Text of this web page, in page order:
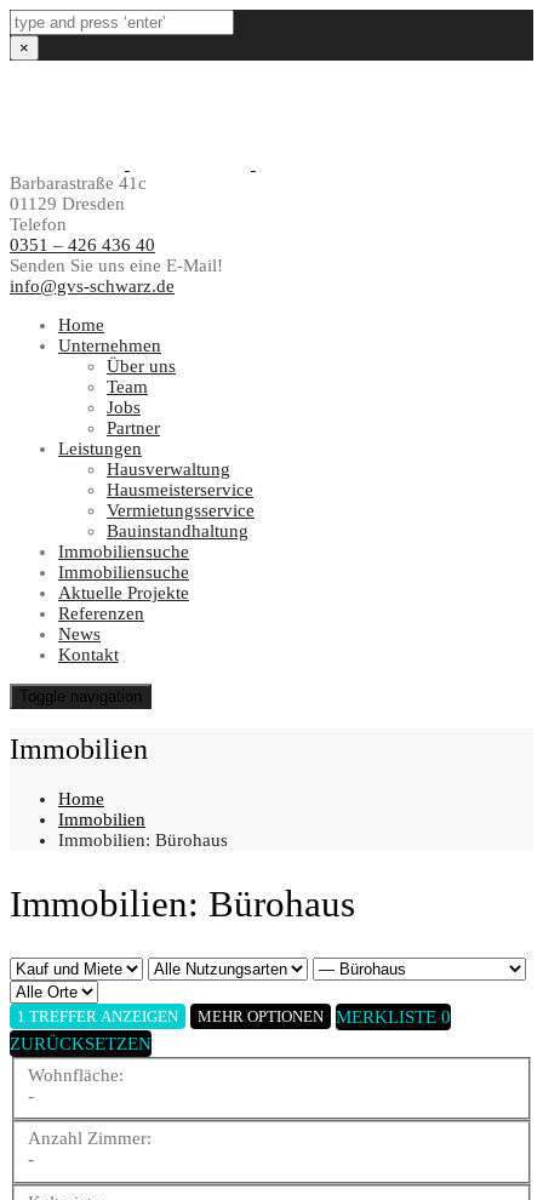
×
Barbarastraße 41c
01129 Dresden
Telefon
0351 – 426 436 40
Senden Sie uns eine E-Mail!
info@gvs-schwarz.de
Home
Unternehmen
Über uns
Team
Jobs
Partner
Leistungen
Hausverwaltung
Hausmeisterservice
Vermietungsservice
Bauinstandhaltung
Immobiliensuche
Immobiliensuche
Aktuelle Projekte
Referenzen
News
Kontakt
Toggle navigation
Immobilien
Home
Immobilien
Immobilien: Bürohaus
Immobilien: Bürohaus
1 TREFFER ANZEIGEN MEHR OPTIONEN MERKLISTE 0
ZURÜCKSETZEN
Wohnfläche:
-
Anzahl Zimmer:
-